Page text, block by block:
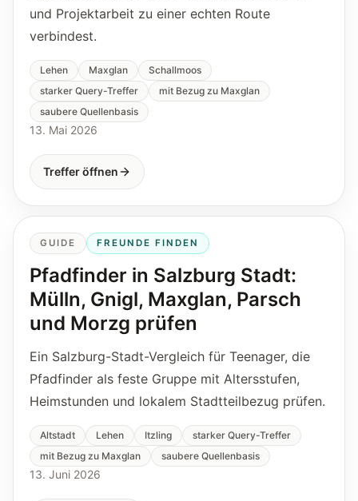
und Projektarbeit zu einer echten Route
verbindest.
Lehen Maxglan
Schallmoos
starker Query-Treffer
mit Bezug zu Maxglan
saubere Quellenbasis
13. Mai 2026
Treffer öffnen
GUIDE FREUNDE FINDEN
Pfadfinder in Salzburg Stadt:
Mülln, Gnigl, Maxglan, Parsch
und Morzg prüfen
Ein Salzburg-Stadt-Vergleich für Teenager, die
Pfadfinder als feste Gruppe mit Altersstufen,
Heimstunden und lokalem Stadtteilbezug prüfen.
Altstadt Lehen Itzling
starker Query-Treffer
mit Bezug zu Maxglan
saubere Quellenbasis
13. Juni 2026